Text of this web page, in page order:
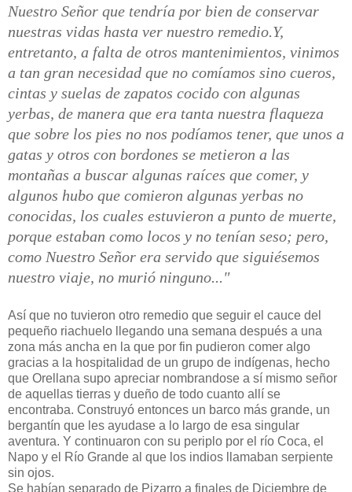
Nuestro Señor que tendría por bien de conservar
nuestras vidas hasta ver nuestro remedio.Y,
entretanto, a falta de otros mantenimientos, vinimos
a tan gran necesidad que no comíamos sino cueros,
cintas y suelas de zapatos cocido con algunas
yerbas, de manera que era tanta nuestra flaqueza
que sobre los pies no nos podíamos tener, que unos a
gatas y otros con bordones se metieron a las
montañas a buscar algunas raíces que comer, y
algunos hubo que comieron algunas yerbas no
conocidas, los cuales estuvieron a punto de muerte,
porque estaban como locos y no tenían seso; pero,
como Nuestro Señor era servido que siguiésemos
nuestro viaje, no murió ninguno..."
Así que no tuvieron otro remedio que seguir el cauce del
pequeño riachuelo llegando una semana después a una
zona más ancha en la que por fin pudieron comer algo
gracias a la hospitalidad de un grupo de indígenas, hecho
que Orellana supo apreciar nombrandose a sí mismo señor
de aquellas tierras y dueño de todo cuanto allí se
encontraba. Construyó entonces un barco más grande, un
bergantín que les ayudase a lo largo de esa singular
aventura. Y continuaron con su periplo por el río Coca, el
Napo y el Río Grande al que los indios llamaban serpiente
sin ojos.
Se habían separado de Pizarro a finales de Diciembre de